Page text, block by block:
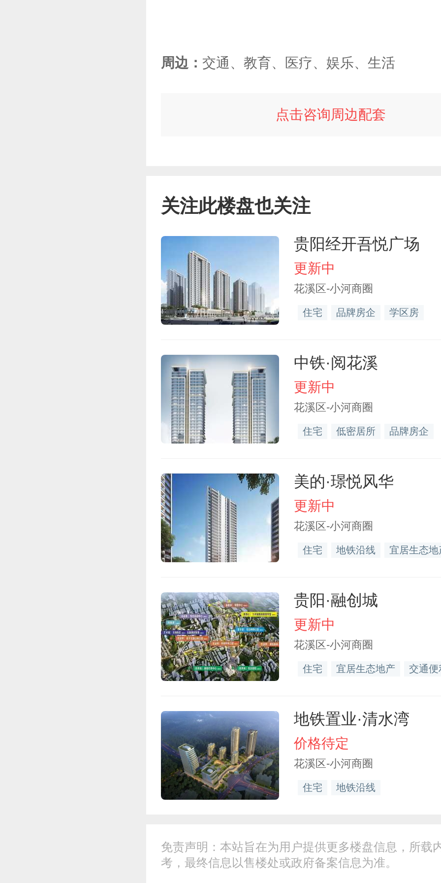
周边： 交通、教育、医疗、娱乐、生活
点击咨询周边配套
关注此楼盘也关注
贵阳经开吾悦广场
更新中
花溪区-小河商圈
住宅 品牌房企 学区房
中铁·阅花溪
更新中
花溪区-小河商圈
住宅 低密居所 品牌房企
美的·璟悦风华
更新中
花溪区-小河商圈
住宅 地铁沿线 宜居生态地
贵阳·融创城
更新中
花溪区-小河商圈
住宅 宜居生态地产 交通便
地铁置业·清水湾
价格待定
花溪区-小河商圈
住宅 地铁沿线
免责声明：本站旨在为用户提供更多楼盘信息，所载
考，最终信息以售楼处或政府备案信息为准。